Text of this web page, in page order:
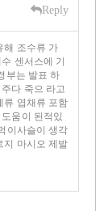
Reply
해 조수류 가
센서스에 기
부는 발표 하
다 죽으 라고
류 엽채류 포함
움이 된적있
이사슬이 생각
지 마시오 제발